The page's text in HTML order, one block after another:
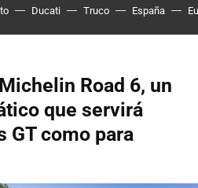
Ducati Truco España
Road 6, un
que servirá
GT como para